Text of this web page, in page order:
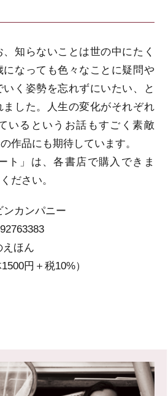
知らないことは世の中にたく
になっても色々なことに疑問や
く姿勢を忘れずにいたい、と
した。人生の変化がそれぞれ
いるというお話もすごく素敵
作品にも期待しています。
ト」は、各書店で購入できま
ださい。
ンカンパニー
えほん
円＋税10%）